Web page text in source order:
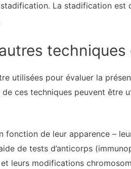
La stadification
techniques
utilisées pour évaluer la
ces techniques peuvent être
fonction de leur apparence –
de tests d’anticorps
leurs modifications